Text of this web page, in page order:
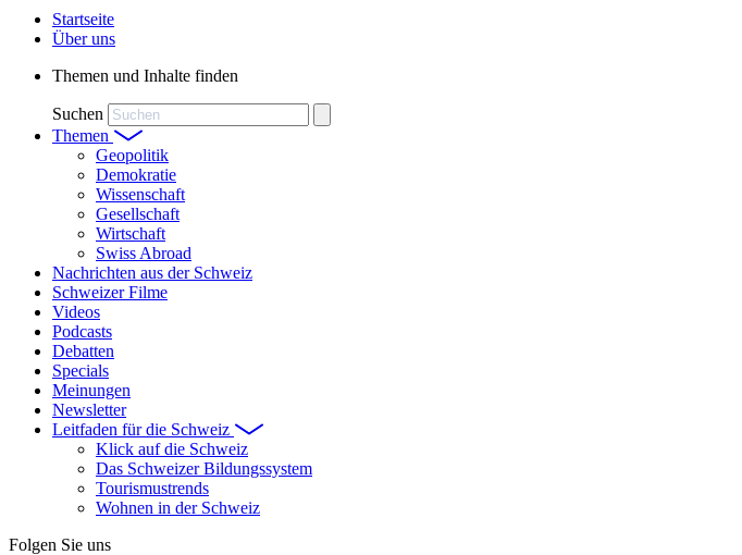
Startseite
Über uns
Themen und Inhalte finden
Suchen
Themen
Geopolitik
Demokratie
Wissenschaft
Gesellschaft
Wirtschaft
Swiss Abroad
Nachrichten aus der Schweiz
Schweizer Filme
Videos
Podcasts
Debatten
Specials
Meinungen
Newsletter
Leitfaden für die Schweiz
Klick auf die Schweiz
Das Schweizer Bildungssystem
Tourismustrends
Wohnen in der Schweiz
Folgen Sie uns